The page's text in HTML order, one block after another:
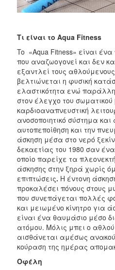
ΤΟΠΟΣ
ΠΟΛΙΤΙΣΜΟΣ
ΑΝΘΕΚΤΙΚΗ
ΠΟΛΗ
Τι είναι το Aqua Fitness
To «Aqua Fitness» είναι
που αναζωογονεί και δεν
εξαντλεί τους
βελτιώνεται η φυσική
ελαστικότητα ενώ
στον έλεγχο του
καρδιοαναπνευστική
ανοσοποιητικό σύστημα και
αυτοπεποίθηση και την
άσκηση μέσα στο νερό
δεκαετίας του 1980 σαν
οποίο παρείχε τα
άσκησης στην ξηρά χωρίς
επιπτώσεις. Η έντονη
προκαλέσει πόνους στους
που συνεπάγεται πολλές
και μειωμένο κίνητρο για
είναι ένα θαυμάσιο μέσο
ατόμου. Μόλις μπει ο
αισθάνεται αμέσως
κούραση της ημέρας
Οφέλη